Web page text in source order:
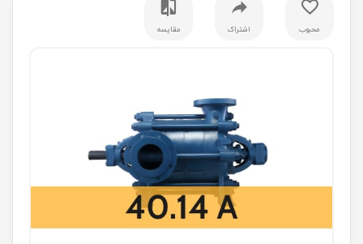
محبوب اشتراک مقایسه